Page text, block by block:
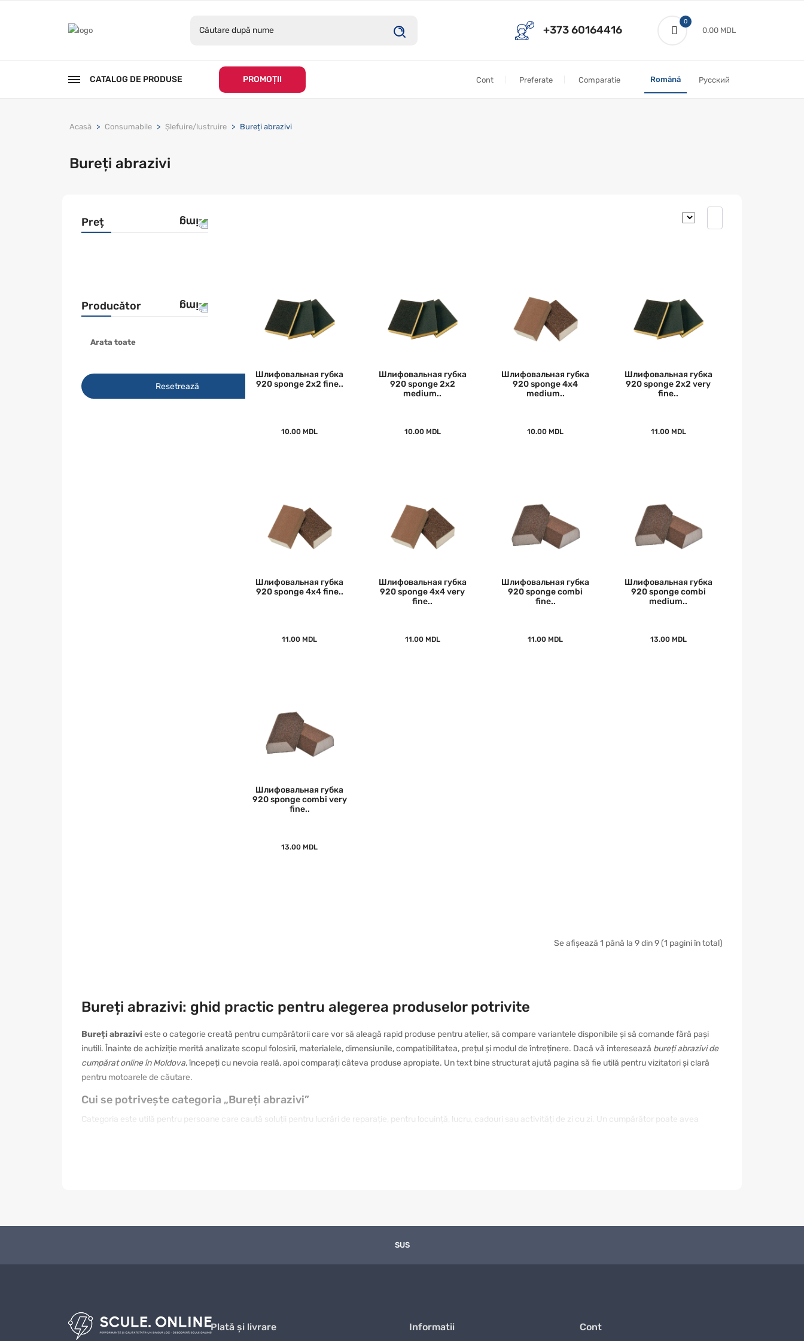
+373 60164416
0
0.00 MDL
CATALOG DE PRODUSE PROMOȚII Cont Preferate Comparatie Română Русский
Acasă Consumabile Șlefuire/lustruire Bureți abrazivi
Bureți abrazivi
Preț
Producător
Smirdex
Arata toate
Resetrează
Шлифовальная губка
920 sponge 2x2 fine..
10.00 MDL
Шлифовальная губка
920 sponge 2x2
medium..
10.00 MDL
Шлифовальная губка
920 sponge 4x4
medium..
10.00 MDL
Шлифовальная губка
920 sponge 2x2 very
fine..
11.00 MDL
Шлифовальная губка
920 sponge 4x4 fine..
11.00 MDL
Шлифовальная губка
920 sponge 4x4 very
fine..
11.00 MDL
Шлифовальная губка
920 sponge combi
fine..
11.00 MDL
Шлифовальная губка
920 sponge combi
medium..
13.00 MDL
Шлифовальная губка
920 sponge combi very
fine..
13.00 MDL
Se afișează 1 până la 9 din 9 (1 pagini în total)
Bureți abrazivi: ghid practic pentru alegerea produselor potrivite
Bureți abrazivieste o categorie creată pentru cumpărătorii care vor să aleagă rapid produse pentru atelier, să compare variantele disponibile și să comande fără pași
inutili. Înainte de achiziție merită analizate scopul folosirii, materialele, dimensiunile, compatibilitatea, prețul și modul de întreținere. Dacă vă interesează bureți abrazivi de
cumpărat online în Moldova, începeți cu nevoia reală, apoi comparați câteva produse apropiate. Un text bine structurat ajută pagina să fie utilă pentru vizitatori și clară
pentru motoarele de căutare.
Cui se potrivește categoria „Bureți abrazivi”
Categoria este utilă pentru persoane care caută soluții pentru lucrări de reparație, pentru locuință, lucru, cadouri sau activități de zi cu zi. Un cumpărător poate avea
Bugetul. Prețul trebuie analizat împreună cu durata de utilizare și utilitatea reală.
Întreținerea.Un produs ușor de curățat și păstrat este mai comod pe termen lung.
SUS
Plată și livrare Informatii Cont